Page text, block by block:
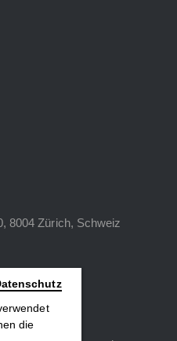
8004 Zürich, Schweiz
die